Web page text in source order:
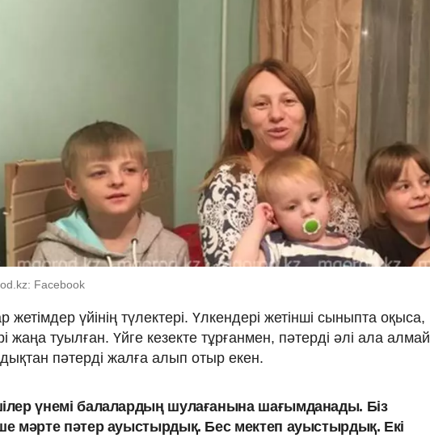
Facebook
жетімдер үйінің түлектері. Үлкендері жетінші сыныпта оқыса,
жаңа туылған. Үйге кезекте тұрғанмен, пәтерді әлі ала алмай
пәтерді жалға алып отыр екен.
үнемі балалардың шулағанына шағымданады. Біз
мәрте пәтер ауыстырдық. Бес мектеп ауыстырдық. Екі